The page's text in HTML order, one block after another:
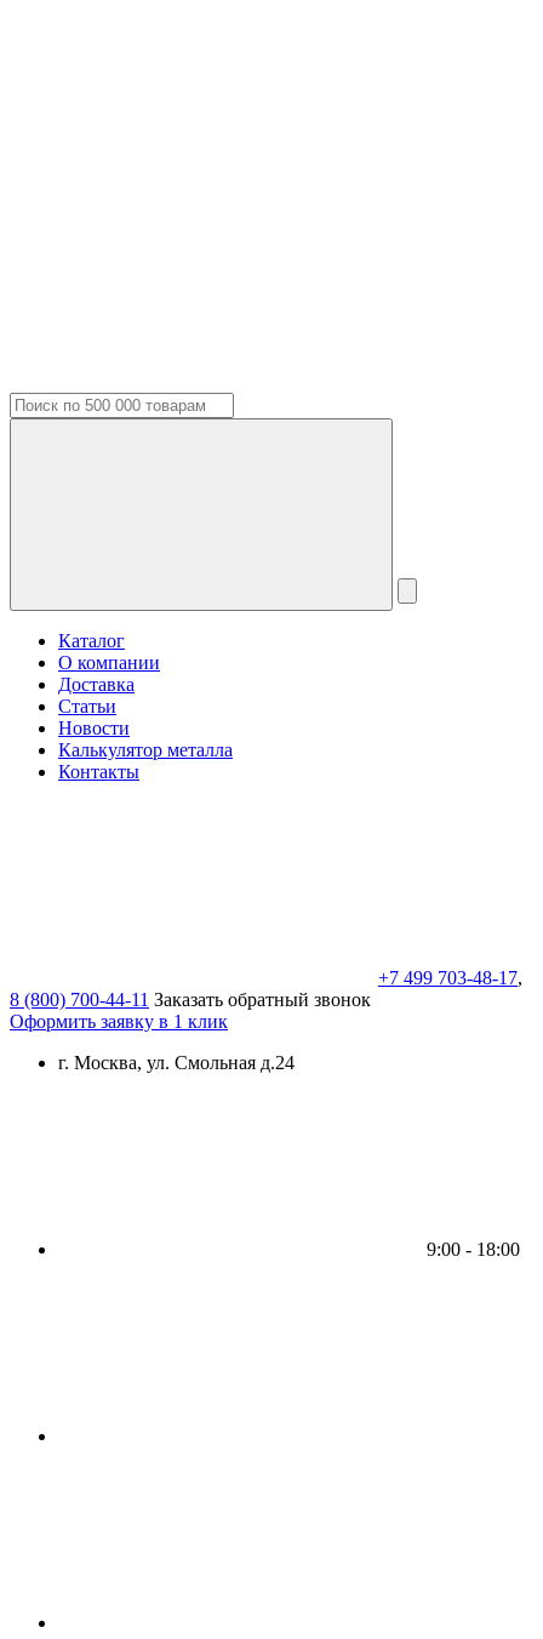
Каталог
О компании
Доставка
Статьи
Новости
Калькулятор металла
Контакты
+7 499 703-48-17,
8 (800) 700-44-11 Заказать обратный звонок
Оформить заявку в 1 клик
г. Москва, ул. Смольная д.24
9:00 - 18:00